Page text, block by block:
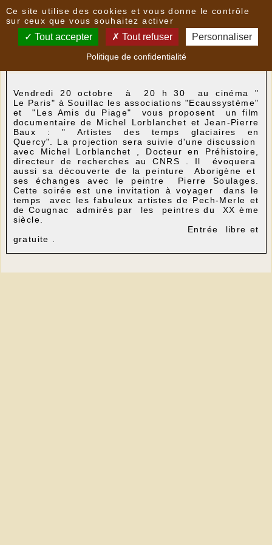
Nouvelles
Film documentaire suivi d ' une discussion avec
Vendredi 20 octobre à 20 h 30 au cinéma "
Le Paris" à Souillac les associations "Ecaussystème"
et "Les Amis du Piage" vous proposent un film
documentaire de Michel Lorblanchet et Jean-Pierre
Baux : " Artistes des temps glaciaires en
Quercy". La projection sera suivie d'une discussion
avec Michel Lorblanchet , Docteur en Préhistoire,
directeur de recherches au CNRS . Il évoquera
aussi sa découverte de la peinture Aborigène et
ses échanges avec le peintre Pierre Soulages.
Cette soirée est une invitation à voyager dans le
temps avec les fabuleux artistes de Pech-Merle et
de Cougnac admirés par les peintres du XX ème
siècle.
Entrée libre et
gratuite .
Ce site utilise des cookies et vous donne le contrôle
sur ceux que vous souhaitez activer
Tout accepter Tout refuser Personnaliser
Politique de confidentialité